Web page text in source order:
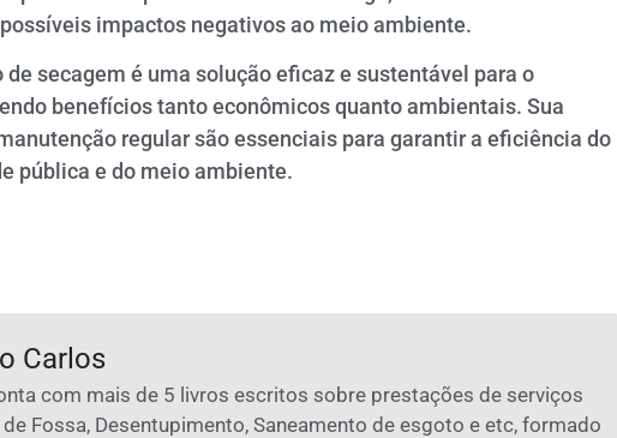
impactos negativos ao meio ambiente.
secagem é uma solução eficaz e sustentável para o
benefícios tanto econômicos quanto ambientais. Sua
regular são essenciais para garantir a eficiência do
pública e do meio ambiente.
Carlos
com mais de 5 livros escritos sobre prestações de serviços
Fossa, Desentupimento, Saneamento de esgoto e etc, formado